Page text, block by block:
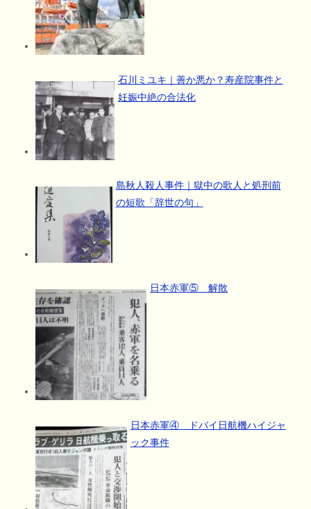
石川ミユキ｜善か悪か？寿産院事件と
妊娠中絶の合法化
島秋人殺人事件｜獄中の歌人と処刑前
の短歌「辞世の句」
日本赤軍⑤ 解散
日本赤軍④ ドバイ日航機ハイジャ
ック事件